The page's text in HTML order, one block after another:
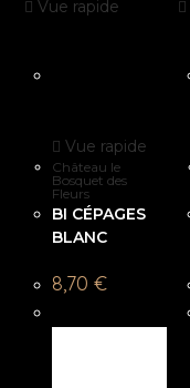
Vue rapide
Vue rapide
Château le
Bosquet des
Fleurs
BI CÉPAGES
BLANC
8,70€